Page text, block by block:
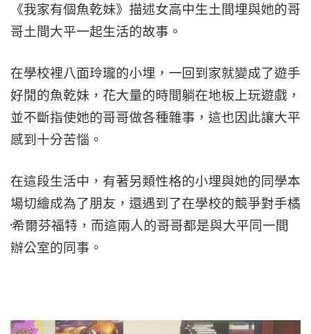
《我家有個魚乾妹》描述女高中生土間埋與她的哥
哥土間大平一起生活的故事。
在學校裡八面玲瓏的小埋，一回到家就變成了遊手
好閒的魚乾妹，花大量的時間躺在地板上玩遊戲，
並不斷指使她的哥哥做各種雜事，這也因此讓大平
感到十分苦惱。
在這段生活中，有著另類性格的小埋與她的同學本
場切繪成為了朋友，還遇到了在學校的競爭對手橘
·希爾芬福特，而這兩人的哥哥都是與大平同一間
辦公室的同事。